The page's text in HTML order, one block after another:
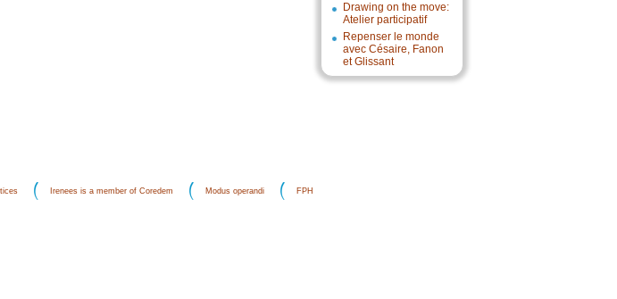
Drawing on the move:
Atelier participatif
Repenser le monde
avec Césaire, Fanon
et Glissant
Irenees is a member of Coredem Modus operandi FPH